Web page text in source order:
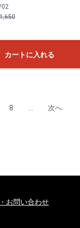
02
カートに入れる
8 次へ
お問い合わせ